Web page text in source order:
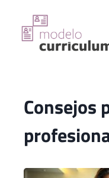
contenido
Consejos